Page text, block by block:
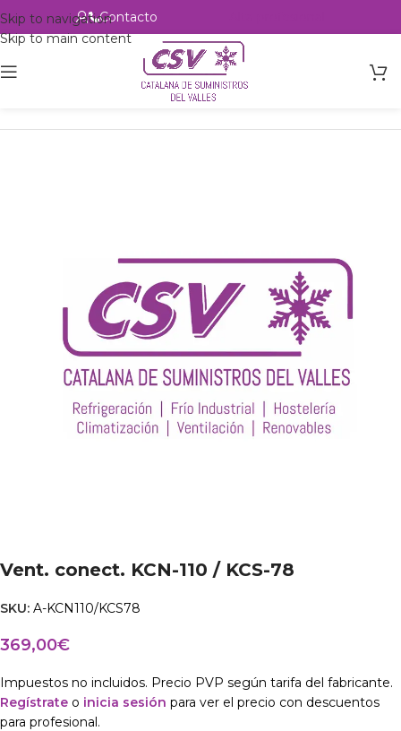
Skip to navigation
Skip to main content
Contacto
Intercambio
Vent. conect. KCN-110 / KCS-78
SKU: A-KCN110/KCS78
369,00€
Impuestos no incluidos. Precio PVP según tarifa del fabricante.
Regístrate o inicia sesión para ver el precio con descuentos
para profesional.